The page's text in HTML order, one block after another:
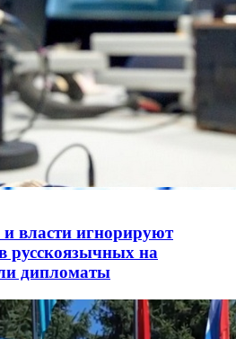
власти игнорируют
русскоязычных на
дипломаты